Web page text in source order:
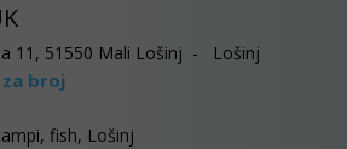
11, 51550 Mali Lošinj - Lošinj
broj
fish, Lošinj